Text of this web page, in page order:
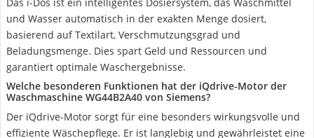
und Wasser automatisch in der exakten Menge dosiert,
basierend auf Textilart, Verschmutzungsgrad und
Beladungsmenge. Dies spart Geld und Ressourcen und
garantiert optimale Waschergebnisse.
Welche besonderen Funktionen hat der iQdrive-Motor der
Waschmaschine WG44B2A40 von Siemens?
Der iQdrive-Motor sorgt für eine besonders wirkungsvolle und
effiziente Wäschepflege. Er ist langlebig und gewährleistet eine